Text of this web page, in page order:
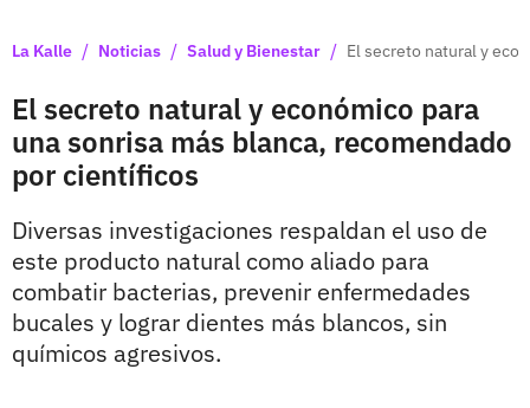
La Kalle / Noticias / Salud y Bienestar / El secreto natural y
El secreto natural y económico para
una sonrisa más blanca, recomendado
por científicos
Diversas investigaciones respaldan el uso de
este producto natural como aliado para
combatir bacterias, prevenir enfermedades
bucales y lograr dientes más blancos, sin
químicos agresivos.